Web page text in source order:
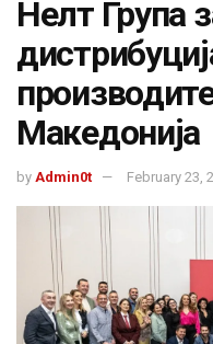
Нелт Група
Македонија
by Admin0t February 23,